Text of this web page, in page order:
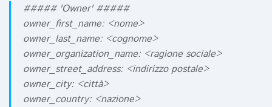
##### 'Owner' #####
owner_first_name: <nome>
owner_last_name: <cognome>
owner_organization_name: <ragione sociale>
owner_street_address: <indirizzo postale>
owner_city: <città>
owner_country: <nazione>